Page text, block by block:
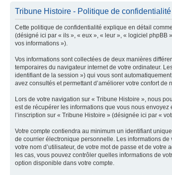
Tribune Histoire - Politique de confidentialité
Cette politique de confidentialité explique en détail
(désigné ici par « ils », « eux », « leur », « logiciel phpBB
vos informations »).
Vos informations sont collectées de deux manières
temporaires du navigateur internet de votre ordinateur.
identifiant de la session ») qui vous sont
avez consultés et permettant d’améliorer votre confort de
Lors de votre navigation sur « Tribune Histoire », nous
est de récupérer les informations que vous nous
l’inscription sur « Tribune Histoire » (désignée ici par «
Votre compte contiendra au minimum un identifiant
de courrier électronique personnelle. Les informations
votre nom d’utilisateur, de votre mot de passe et de
les cas, vous pouvez contrôler quelles informations de
option disponible dans votre compte.